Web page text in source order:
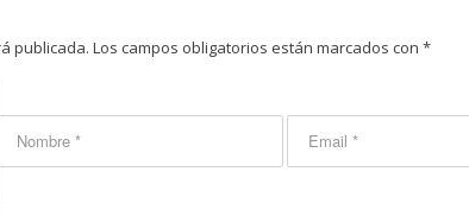
publicada. Los campos obligatorios están marcados con *